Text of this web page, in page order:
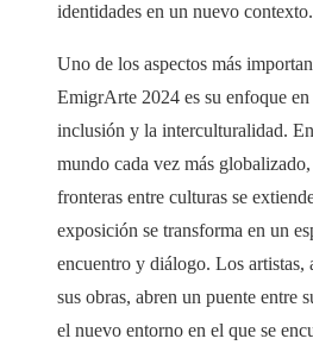
identidades en un nuevo contexto.
Uno de los aspectos más
EmigrArte 2024 es su enfoque en
inclusión y la interculturalidad.
mundo cada vez más
fronteras entre culturas se
exposición se transforma en un
encuentro y diálogo. Los artistas,
sus obras, abren un puente entre
el nuevo entorno en el que se